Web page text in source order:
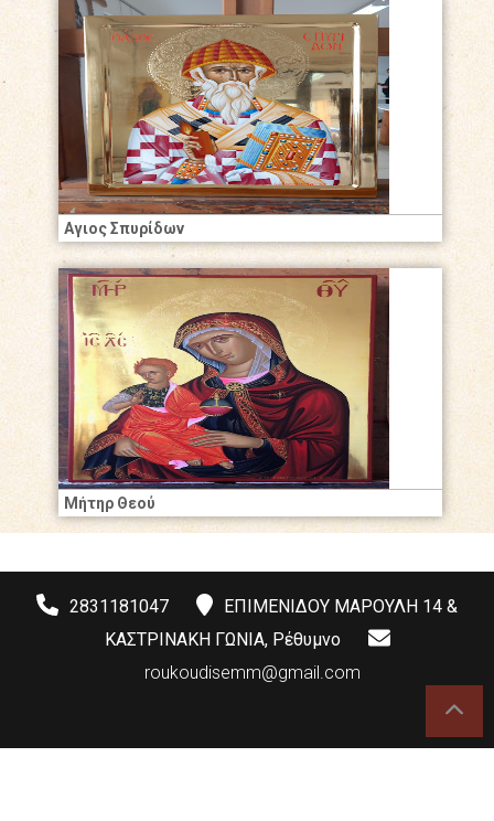
Αγιος Σπυρίδων
Μήτηρ Θεού
2831181047
ΕΠΙΜΕΝΙΔΟΥ ΜΑΡΟΥΛΗ 14 &
ΚΑΣΤΡΙΝΑΚΗ ΓΩΝΙΑ, Ρέθυμνο
roukoudisemm@gmail.com